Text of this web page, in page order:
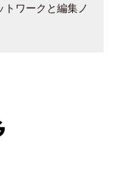
トワークと編集ノ